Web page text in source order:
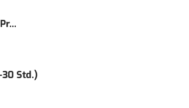
Std.)